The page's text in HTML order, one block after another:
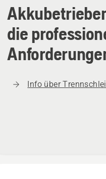
die
Info über